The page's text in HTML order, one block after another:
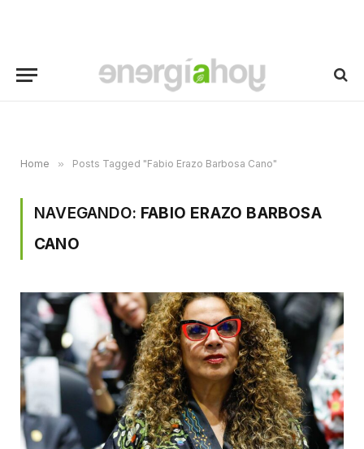
Home » Posts Tagged "Fabio Erazo Barbosa Cano"
NAVEGANDO: FABIO ERAZO BARBOSA
CANO